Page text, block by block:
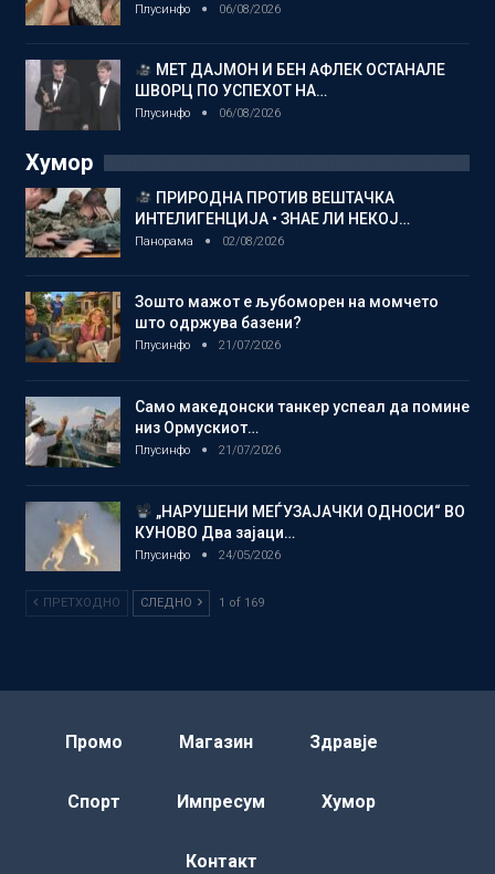
Плусинфо 06/08/2026
МЕТ ДАЈМОН И БЕН АФЛЕК ОСТАНАЛЕ
ШВОРЦ ПО УСПЕХОТ НА…
Плусинфо 06/08/2026
Хумор
ПРИРОДНА ПРОТИВ ВЕШТАЧКА
ИНТЕЛИГЕНЦИЈА • ЗНАЕ ЛИ НЕКОЈ…
Панорама 02/08/2026
Зошто мажот е љубоморен на момчето
што одржува базени?
Плусинфо 21/07/2026
Само македонски танкер успеал да помине
низ Ормускиот…
Плусинфо 21/07/2026
„НАРУШЕНИ МЕЃУЗАЈАЧКИ ОДНОСИ“ ВО
КУНОВО Два зајаци…
Плусинфо 24/05/2026
ПРЕТХОДНО СЛЕДНО 1 of 169
Промо Магазин Здравје
Спорт Импресум Хумор
Контакт